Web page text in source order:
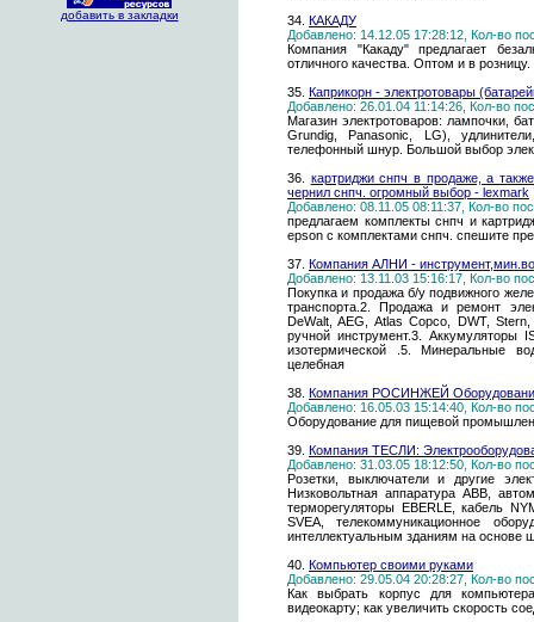
добавить в закладки
34. КАКАДУ
Добавлено: 14.12.05 17:28:12, Кол-во
Компания "Какаду" предлагает
отличного качества. Оптом и в
35. Каприкорн - электротовары
Добавлено: 26.01.04 11:14:26, Кол-во
Магазин электротоваров: лампочки,
Grundig, Рanasonic, LG),
телефонный шнур. Большой выбор
36. картриджи снпч в продаже, а
чернил снпч. огромный выбор - lexmark
Добавлено: 08.11.05 08:11:37, Кол-во
предлагаем комплекты снпч и
epson c комплектами снпч. спешите
37. Компания АЛНИ -
Добавлено: 13.11.03 15:16:17, Кол-во
Покупка и продажа б/у подвижного
транспорта.2. Продажа и ремонт
DeWalt, AEG, Atlas Copco, DWT,
ручной инструмент.3. Аккумуляторы
изотермической .5. Минеральные
целебная
38. Компания РОСИНЖЕЙ
Добавлено: 16.05.03 15:14:40, Кол-во
Оборудование для пищевой
39. Компания ТЕСЛИ:
Добавлено: 31.03.05 18:12:50, Кол-во
Розетки, выключатели и другие
Низковольтная аппаратура ABB,
терморегуляторы EBERLE, кабель
SVEA, телекоммуникационное
интеллектуальным зданиям на основе
40. Компьютер своими руками
Добавлено: 29.05.04 20:28:27, Кол-во
Как выбрать корпус для
видеокарту; как увеличить скорость